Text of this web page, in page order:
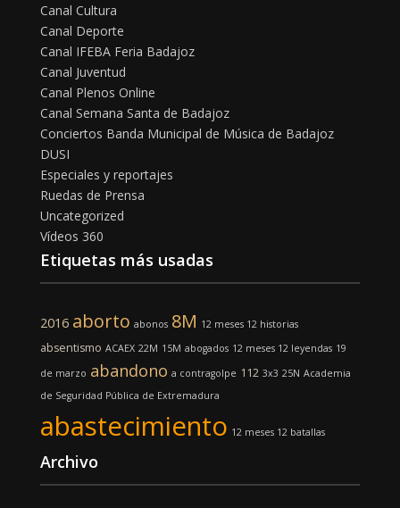
Canal Cultura
Canal Deporte
Canal IFEBA Feria Badajoz
Canal Juventud
Canal Plenos Online
Canal Semana Santa de Badajoz
Conciertos Banda Municipal de Música de Badajoz
DUSI
Especiales y reportajes
Ruedas de Prensa
Uncategorized
Vídeos 360
Etiquetas más usadas
2016 aborto abonos 8M 12 meses 12 historias
absentismo ACAEX 22M 15M abogados 12 meses 12 leyendas 19
de marzo abandono a contragolpe 112 3x3 25N Academia
de Seguridad Pública de Extremadura
abastecimiento 12 meses 12 batallas
Archivo